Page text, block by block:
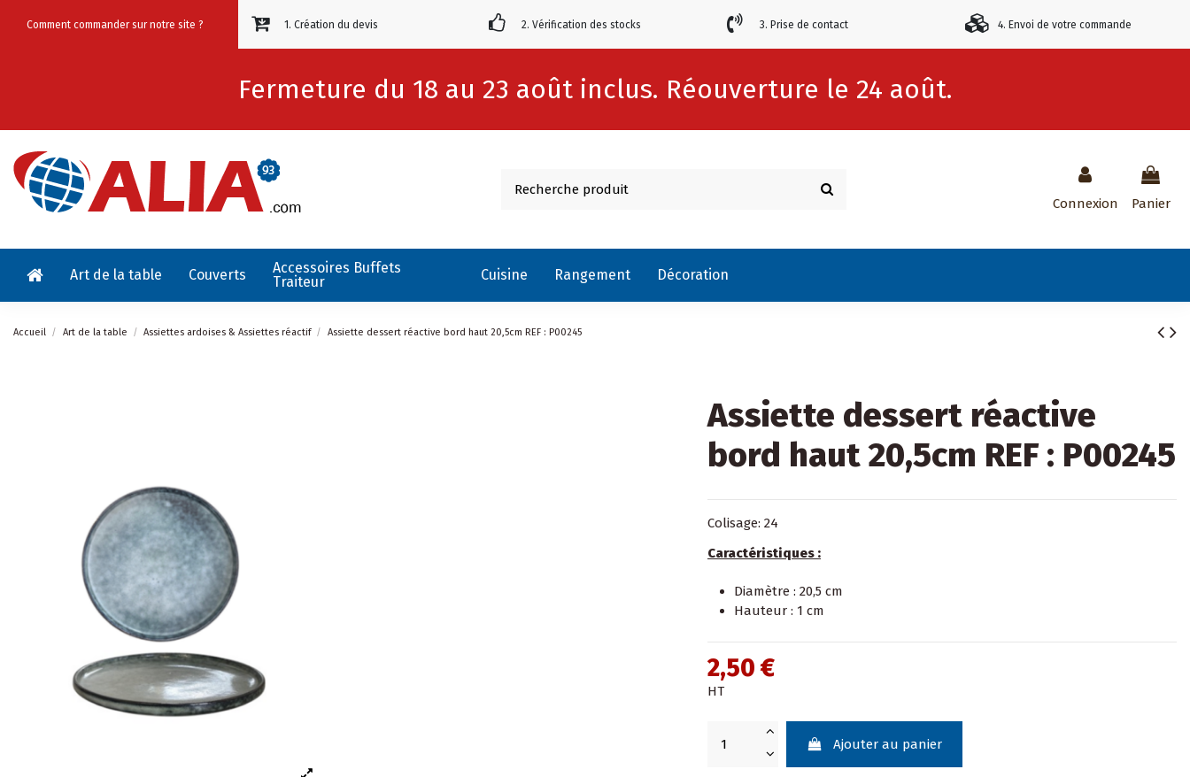
Comment commander sur notre site ? 1. Création du devis 2. Vérification des stocks 3. Prise de contact 4. Envoi de votre commande
Fermeture du 18 au 23 août inclus. Réouverture le 24 août.
Connexion Panier
Art de la table Couverts
Accessoires Buffets
Traiteur
Cuisine Rangement Décoration
Accueil Art de la table Assiettes ardoises & Assiettes réactif Assiette dessert réactive bord haut 20,5cm REF : P00245
Assiette dessert réactive
bord haut 20,5cm REF : P00245
Colisage: 24
Caractéristiques :
Diamètre : 20,5 cm
Hauteur : 1 cm
2,50 €
HT
Ajouter au panier